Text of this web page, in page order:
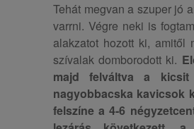
Tehát megvan a szuper jó
varrni. Végre neki is
alakzatot hozott ki, amitől
szívalak domborodott ki.
majd felváltva a
nagyobbacska kavicsok
felszíne a 4-6